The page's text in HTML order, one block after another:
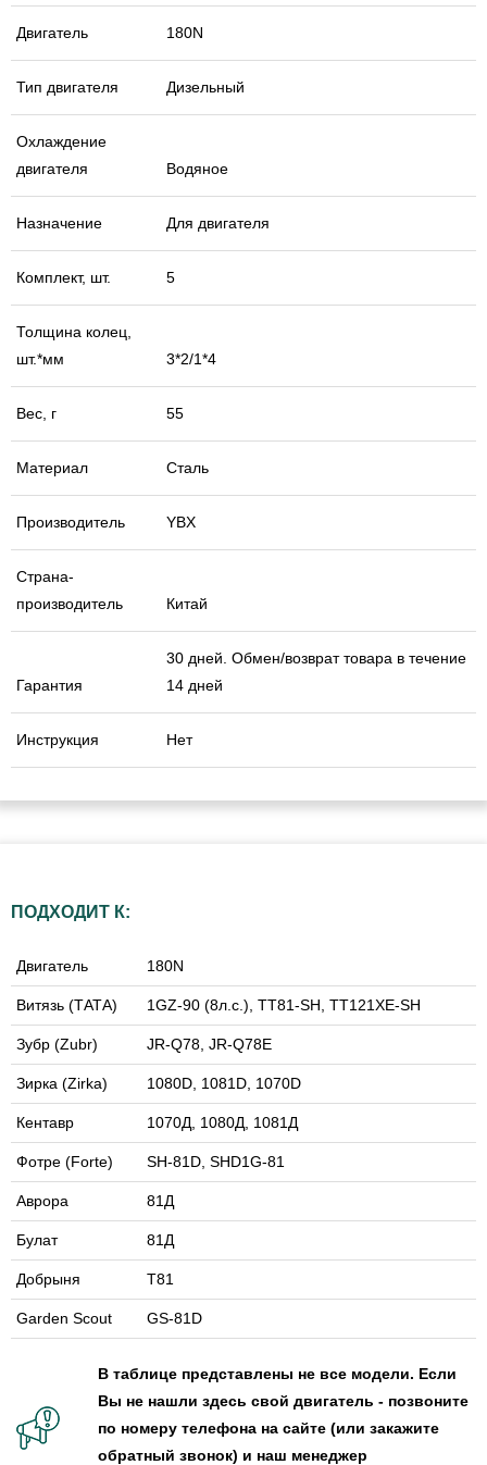
Двигатель 180N
Тип двигателя Дизельный
Охлаждение
двигателя
Водяное
Назначение Для двигателя
Комплект, шт. 5
Толщина колец,
шт.*мм
3*2/1*4
Вес, г 55
Материал Сталь
Производитель YBX
Страна-
производитель
Китай
Гарантия
30 дней. Обмен/возврат товара в течение
14 дней
Инструкция Нет
ПОДХОДИТ К:
Двигатель 180N
Витязь (ТАТА) 1GZ-90 (8л.с.), TT81-SH, TT121XE-SH
Зубр (Zubr) JR-Q78, JR-Q78E
Зирка (Zirka) 1080D, 1081D, 1070D
Кентавр 1070Д, 1080Д, 1081Д
Фотре (Forte) SH-81D, SHD1G-81
Аврора 81Д
Булат 81Д
Добрыня Т81
Garden Scout GS-81D
В таблице представлены не все модели. Если
Вы не нашли здесь свой двигатель - позвоните
по номеру телефона на сайте (или закажите
обратный звонок) и наш менеджер